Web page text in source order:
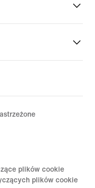
plików cookie
plików cookie